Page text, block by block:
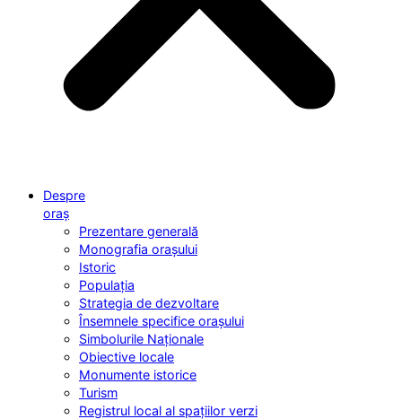
Despre
oraș
Prezentare generală
Monografia orașului
Istoric
Populația
Strategia de dezvoltare
Însemnele specifice orașului
Simbolurile Naționale
Obiective locale
Monumente istorice
Turism
Registrul local al spațiilor verzi